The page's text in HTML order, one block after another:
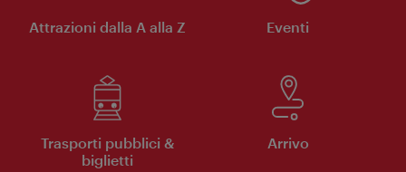
Attrazioni dalla A alla Z Eventi
Trasporti pubblici &
biglietti
Arrivo